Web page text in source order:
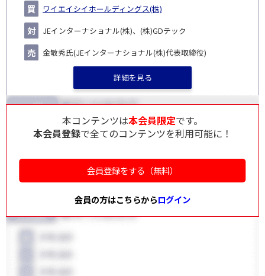
ワイエイシイホールディングス(株)
JEインターナショナル(株)、(株)GDテック
金敏秀氏(JEインターナショナル(株)代表取締役)
詳細を見る
本コンテンツは本会員限定です。
本会員登録で全てのコンテンツを利用可能に！
会員登録をする（無料）
会員の方はこちらからログイン